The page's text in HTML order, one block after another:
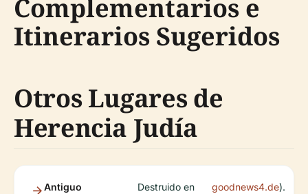
Complementarios e
Itinerarios Sugeridos
Otros Lugares de
Herencia Judía
Antiguo
Destruido en
goodnews4.de).